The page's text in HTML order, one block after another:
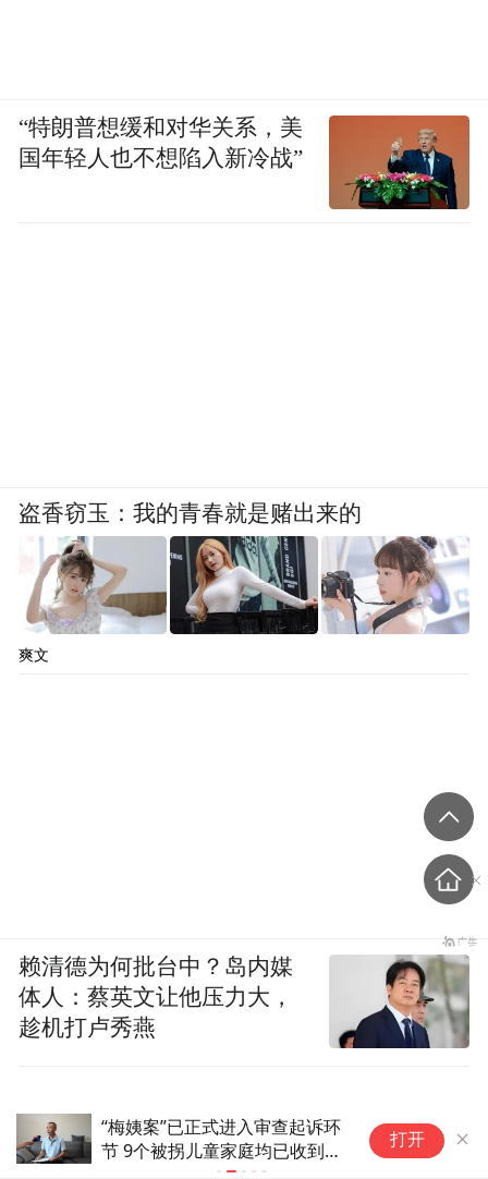
“梅姨案”已正式进入审查起诉环
节 9个被拐儿童家庭均已收到告
打开
“特朗普想缓和对华关系，美
国年轻人也不想陷入新冷战”
盗香窃玉：我的青春就是赌出来的
爽文
赖清德为何批台中？岛内媒
体人：蔡英文让他压力大，
趁机打卢秀燕